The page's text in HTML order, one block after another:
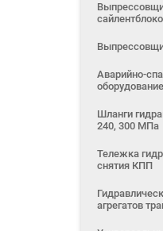
Аварийно-
оборудование
Шланги
240, 300 МПа
Тележка
снятия КПП
агрегатов